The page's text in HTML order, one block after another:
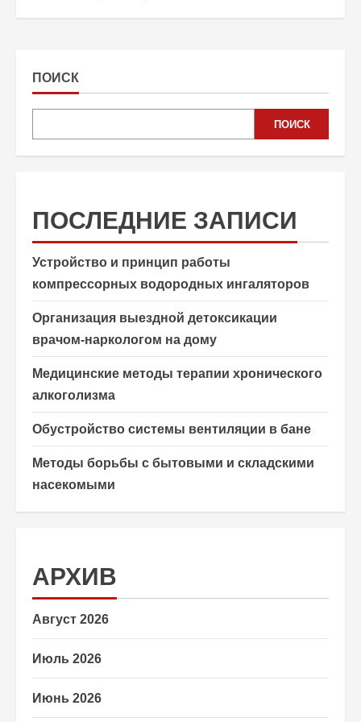
ПОИСК
ПОИСК
ПОСЛЕДНИЕ ЗАПИСИ
Устройство и принцип работы
компрессорных водородных ингаляторов
Организация выездной детоксикации
врачом-наркологом на дому
Медицинские методы терапии хронического
алкоголизма
Обустройство системы вентиляции в бане
Методы борьбы с бытовыми и складскими
насекомыми
АРХИВ
Август 2026
Июль 2026
Июнь 2026